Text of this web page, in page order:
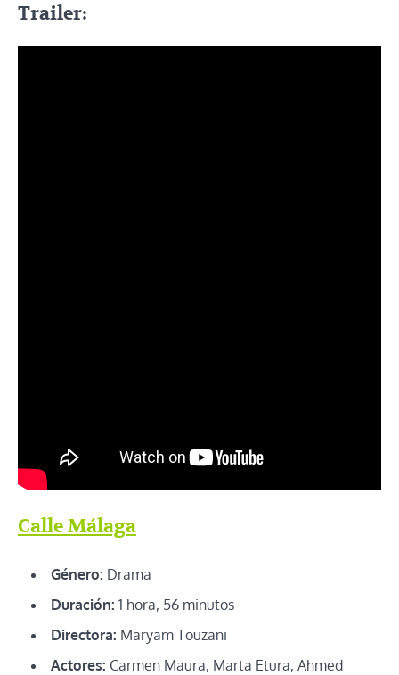
Trailer:
Calle Málaga
Género: Drama
Duración: 1 hora, 56 minutos
Directora: Maryam Touzani
Actores: Carmen Maura, Marta Etura, Ahmed